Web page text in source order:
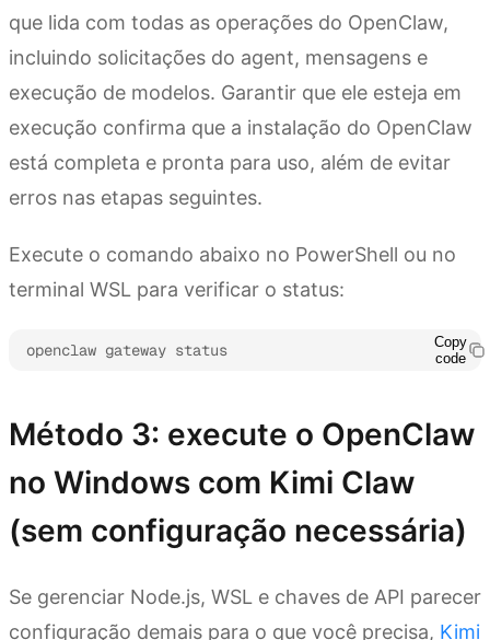
que lida com todas as operações do OpenClaw,
incluindo solicitações do agent, mensagens e
execução de modelos. Garantir que ele esteja em
execução confirma que a instalação do OpenClaw
está completa e pronta para uso, além de evitar
erros nas etapas seguintes.
Execute o comando abaixo no PowerShell ou no
terminal WSL para verificar o status:
openclaw gateway status
Copy
code
Método 3: execute o OpenClaw
no Windows com Kimi Claw
(sem configuração necessária)
Se gerenciar Node.js, WSL e chaves de API parecer
configuração demais para o que você precisa, Kimi